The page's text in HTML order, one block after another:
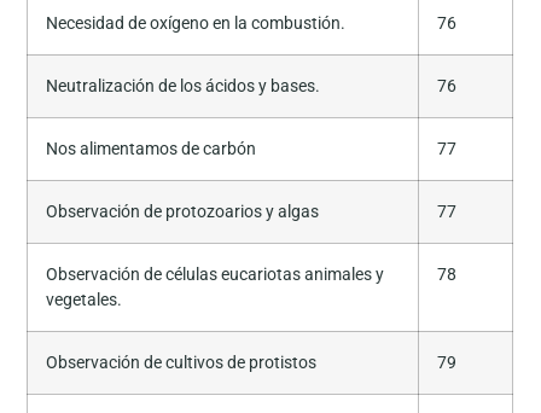
Necesidad de oxígeno en la combustión. 76
Neutralización de los ácidos y bases. 76
Nos alimentamos de carbón 77
Observación de protozoarios y algas 77
Observación de células eucariotas animales y
vegetales.
78
Observación de cultivos de protistos 79